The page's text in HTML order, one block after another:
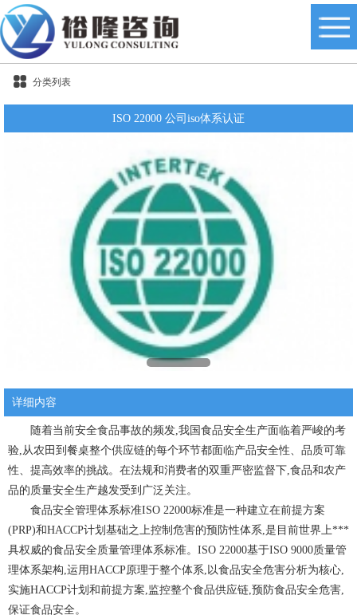
分类列表
ISO 22000 公司iso体系认证
详细内容
随着当前安全食品事故的频发,我国食品安全生产面临着严峻的考
验,从农田到餐桌整个供应链的每个环节都面临产品安全性、品质可靠
性、提高效率的挑战。在法规和消费者的双重严密监督下,食品和农产
品的质量安全生产越发受到广泛关注。
食品安全管理体系标准ISO 22000标准是一种建立在前提方案
(PRP)和HACCP计划基础之上控制危害的预防性体系,是目前世界上***
具权威的食品安全质量管理体系标准。ISO 22000基于ISO 9000质量管
理体系架构,运用HACCP原理于整个体系,以食品安全危害分析为核心,
实施HACCP计划和前提方案,监控整个食品供应链,预防食品安全危害,
保证食品安全。